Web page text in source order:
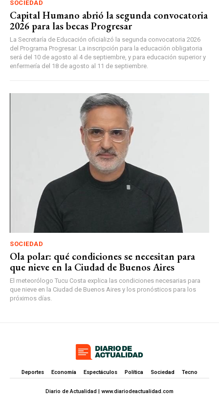
SOCIEDAD
Capital Humano abrió la segunda convocatoria
2026 para las becas Progresar
La Secretaría de Educación oficializó la segunda convocatoria 2026
del Programa Progresar. La inscripción para la educación obligatoria
será del 10 de agosto al 4 de septiembre, y para educación superior y
enfermería del 18 de agosto al 11 de septiembre.
SOCIEDAD
Ola polar: qué condiciones se necesitan para
que nieve en la Ciudad de Buenos Aires
El meteorólogo Tucu Costa explica las condiciones necesarias para
que nieve en la Ciudad de Buenos Aires y los pronósticos para los
próximos días.
Deportes Economía Espectáculos Política Sociedad Tecno
Diario de Actualidad | www.diariodeactualidad.com